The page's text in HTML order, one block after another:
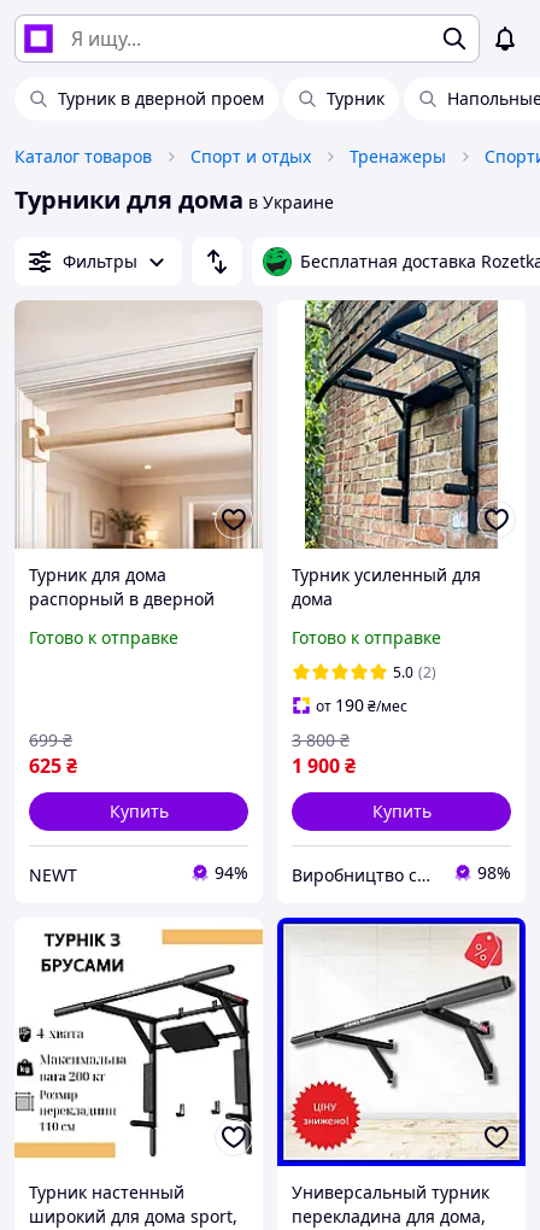
Турник в дверной проем Турник
Каталог товаров Спорт и отдых Тренажеры
Турники для дома в Украине
Фильтры Бесплатная доставка
Турник для дома
распорный в дверной
100 см Newt Wood Gym
Готово к отправке
625₴
699 ₴
Купить
NEWT 94%
Турник усиленный для
дома
Готово к отправке
5.0 (2)
от 190₴/мес
1 900₴
3 800 ₴
Купить
Виробництво спортивного обладнання 98%
Турник настенный
широкий для дома sport,
Универсальный турник
перекладина для дома,